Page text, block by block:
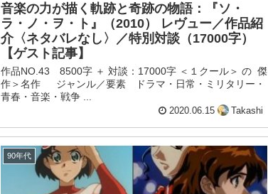
音楽の力が描く軌跡と奇跡の物語：『ソ・
ラ・ノ・ヲ・ト』（2010） レヴュー／作品紹
介〈ネタバレなし〉／特別対談（17000字）
【ゲスト記事】
作品NO.43 8500字 ＋ 対談：17000字 ＜１クール＞ の 傑
作＞名作 ジャンル／要素 ドラマ・日常・ミリタリー・
青春・音楽・戦争 ...
2020.06.15 Takashi
90年代